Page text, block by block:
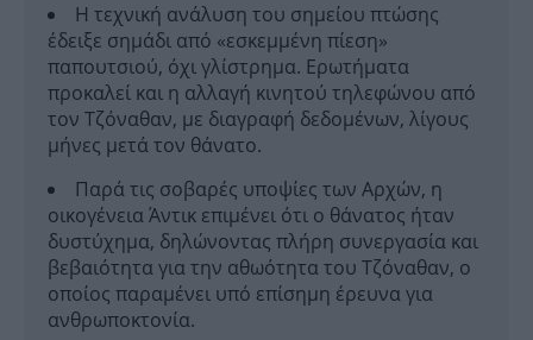
Η τεχνική ανάλυση του σημείου πτώσης
έδειξε σημάδι από «εσκεμμένη πίεση»
παπουτσιού, όχι γλίστρημα. Ερωτήματα
προκαλεί και η αλλαγή κινητού τηλεφώνου από
τον Τζόναθαν, με διαγραφή δεδομένων, λίγους
μήνες μετά τον θάνατο.
Παρά τις σοβαρές υποψίες των Αρχών, η
οικογένεια Άντικ επιμένει ότι ο θάνατος ήταν
δυστύχημα, δηλώνοντας πλήρη συνεργασία και
βεβαιότητα για την αθωότητα του Τζόναθαν, ο
οποίος παραμένει υπό επίσημη έρευνα για
ανθρωποκτονία.